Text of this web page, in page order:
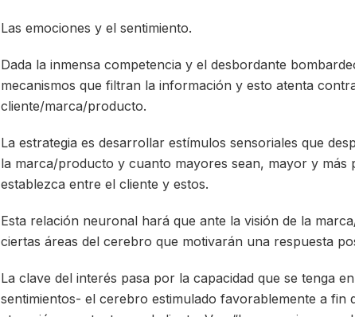
Las emociones y el sentimiento.
Dada la inmensa competencia y el desbordante
mecanismos que filtran la información y esto atenta
cliente/marca/producto.
La estrategia es desarrollar estímulos sensoriales que
la marca/producto y cuanto mayores sean, mayor y más
establezca entre el cliente y estos.
Esta relación neuronal hará que ante la visión de la
ciertas áreas del cerebro que motivarán una respuesta
La clave del interés pasa por la capacidad que se tenga
sentimientos- el cerebro estimulado favorablemente a fin